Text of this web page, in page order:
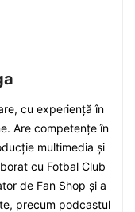
cu experiență în
Are competențe în
multimedia și
cu Fotbal Club
de Fan Shop și a
precum podcastul